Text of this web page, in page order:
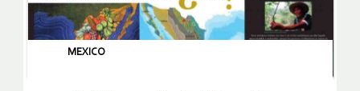
MEXICO